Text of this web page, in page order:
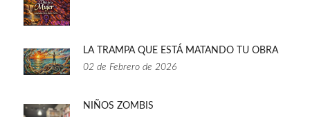
LA TRAMPA QUE ESTÁ MATANDO TU OBRA
02 de Febrero de 2026
NIÑOS ZOMBIS